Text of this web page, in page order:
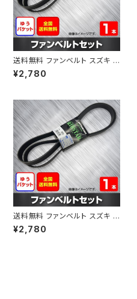
送料無料 ファンベルト スズキ ス
ペーシア 型式MK32S H25.03
～H30.02 （国内トップメーカ
¥2,780
送料無料 ファンベルト スズキ ワ
ゴンR 型式MH34S H24.09～
H29.02 （国内トップメーカー）
¥2,780